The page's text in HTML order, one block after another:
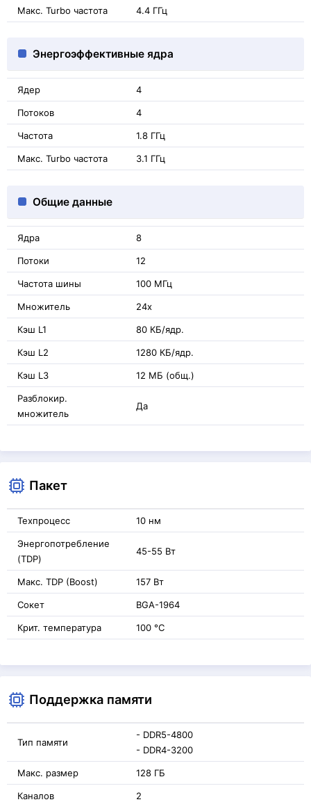
Макс. Turbo частота 4.4 ГГц
Энергоэффективные ядра
Ядер 4
Потоков 4
Частота 1.8 ГГц
Макс. Turbo частота 3.1 ГГц
Общие данные
Ядра 8
Потоки 12
Частота шины 100 МГц
Множитель 24x
Кэш L1 80 КБ/ядр.
Кэш L2 1280 КБ/ядр.
Кэш L3 12 МБ (общ.)
Разблокир.
множитель
Да
Пакет
Техпроцесс 10 нм
Энергопотребление
(TDP)
45-55 Вт
Макс. TDP (Boost) 157 Вт
Сокет BGA-1964
Крит. температура 100 °C
Поддержка памяти
Тип памяти
- DDR5-4800
- DDR4-3200
Макс. размер 128 ГБ
Каналов 2